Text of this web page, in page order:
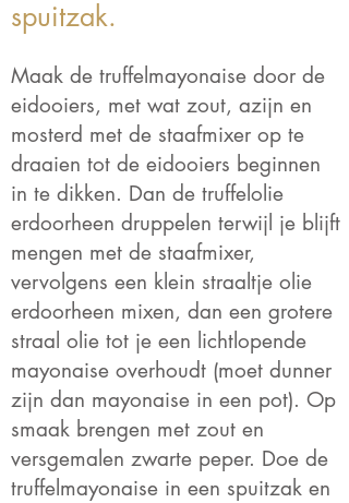
spuitzak.
Maak de truffelmayonaise door de
eidooiers, met wat zout, azijn en
mosterd met de staafmixer op te
draaien tot de eidooiers beginnen
in te dikken. Dan de truffelolie
erdoorheen druppelen terwijl je blijft
mengen met de staafmixer,
vervolgens een klein straaltje olie
erdoorheen mixen, dan een grotere
straal olie tot je een lichtlopende
mayonaise overhoudt (moet dunner
zijn dan mayonaise in een pot). Op
smaak brengen met zout en
versgemalen zwarte peper. Doe de
truffelmayonaise in een spuitzak en